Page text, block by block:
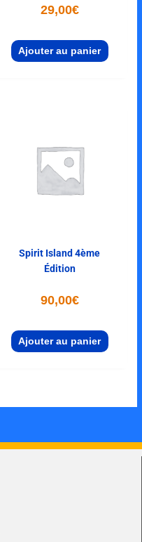
29,00€
Ajouter au panier
Spirit Island 4ème
Édition
90,00€
Ajouter au panier